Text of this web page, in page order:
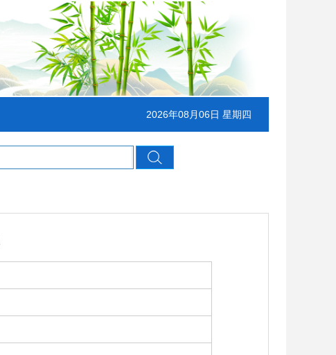
2026年08月06日 星期四